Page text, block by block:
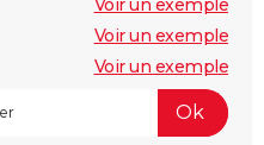
Voir un exemple
Voir un exemple